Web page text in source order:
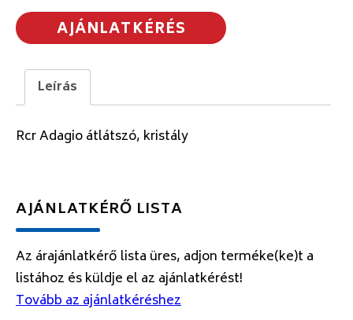
AJÁNLATKÉRÉS
Leírás
Rcr Adagio átlátszó, kristály
AJÁNLATKÉRŐ LISTA
Az árajánlatkérő lista üres, adjon terméke(ke)t a
listához és küldje el az ajánlatkérést!
Tovább az ajánlatkéréshez